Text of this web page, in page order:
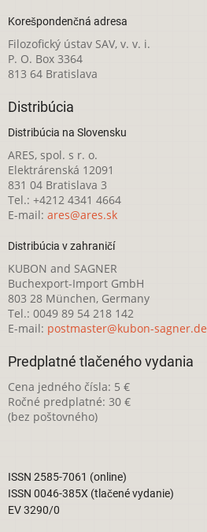
Korešpondenčná adresa
Filozofický ústav SAV, v. v. i.
P. O. Box 3364
813 64 Bratislava
Distribúcia
Distribúcia na Slovensku
ARES, spol. s r. o.
Elektrárenská 12091
831 04 Bratislava 3
Tel.: +4212 4341 4664
E-mail: ares@ares.sk
Distribúcia v zahraničí
KUBON and SAGNER
Buchexport-Import GmbH
803 28 München, Germany
Tel.: 0049 89 54 218 142
E-mail: postmaster@kubon-sagner.de
Predplatné tlačeného vydania
Cena jedného čísla: 5 €
Ročné predplatné: 30 €
(bez poštovného)
ISSN 2585-7061 (online)
ISSN 0046-385X (tlačené vydanie)
EV 3290/0